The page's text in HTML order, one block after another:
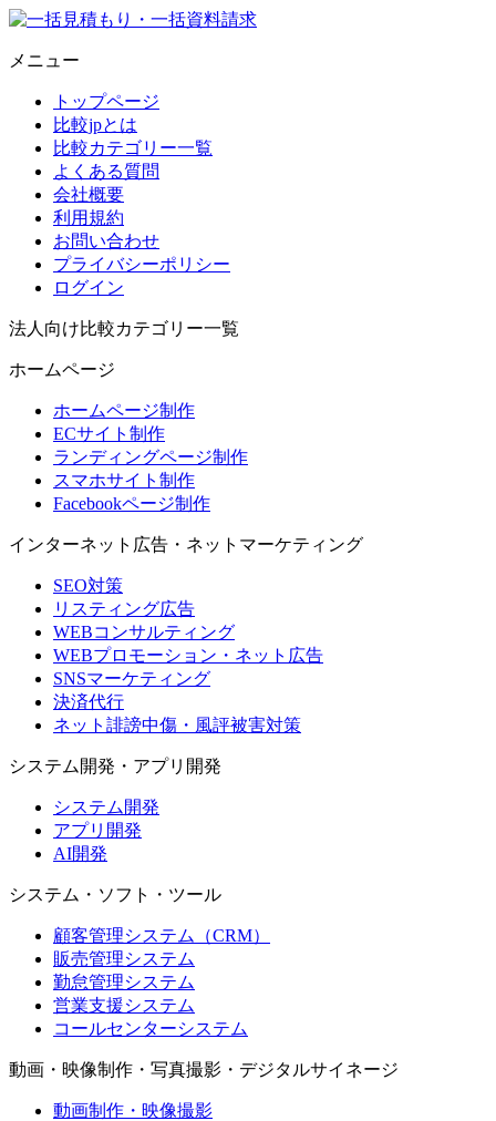
メニュー
トップページ
比較jpとは
比較カテゴリー一覧
よくある質問
会社概要
利用規約
お問い合わせ
プライバシーポリシー
ログイン
法人向け比較カテゴリー一覧
ホームページ
ホームページ制作
ECサイト制作
ランディングページ制作
スマホサイト制作
Facebookページ制作
インターネット広告・ネットマーケティング
SEO対策
リスティング広告
WEBコンサルティング
WEBプロモーション・ネット広告
SNSマーケティング
決済代行
ネット誹謗中傷・風評被害対策
システム開発・アプリ開発
システム開発
アプリ開発
AI開発
システム・ソフト・ツール
顧客管理システム（CRM）
販売管理システム
勤怠管理システム
営業支援システム
コールセンターシステム
動画・映像制作・写真撮影・デジタルサイネージ
動画制作・映像撮影